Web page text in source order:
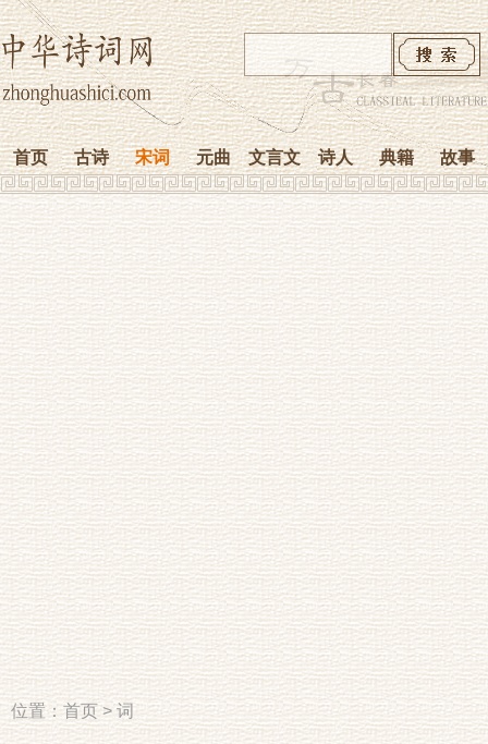
首页 古诗 宋词 元曲 文言文 诗人 典籍 故事
位置：首页>词